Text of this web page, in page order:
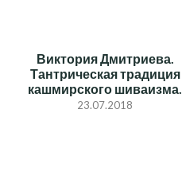
Виктория Дмитриева.
Тантрическая традиция
кашмирского шиваизма.
23.07.2018